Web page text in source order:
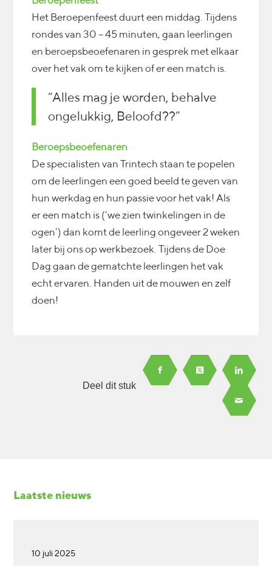
Het Beroepenfeest duurt een middag. Tijdens
rondes van 30 – 45 minuten, gaan leerlingen
en beroepsbeoefenaren in gesprek met elkaar
over het vak om te kijken of er een match is.
“Alles mag je worden, behalve
ongelukkig, Beloofd??”
Beroepsbeoefenaren
De specialisten van Trintech staan te popelen
om de leerlingen een goed beeld te geven van
hun werkdag en hun passie voor het vak! Als
er een match is (‘we zien twinkelingen in de
ogen’) dan komt de leerling ongeveer 2 weken
later bij ons op werkbezoek. Tijdens de Doe
Dag gaan de gematchte leerlingen het vak
echt ervaren. Handen uit de mouwen en zelf
doen!
Deel dit stuk
Laatste nieuws
10 juli 2025